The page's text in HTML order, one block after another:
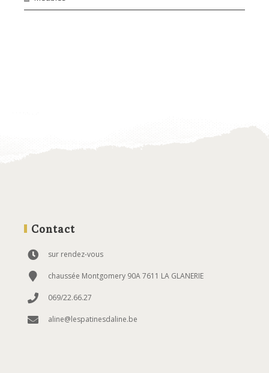
Contact
sur rendez-vous
chaussée Montgomery 90A 7611 LA GLANERIE
069/22.66.27
aline@lespatinesdaline.be